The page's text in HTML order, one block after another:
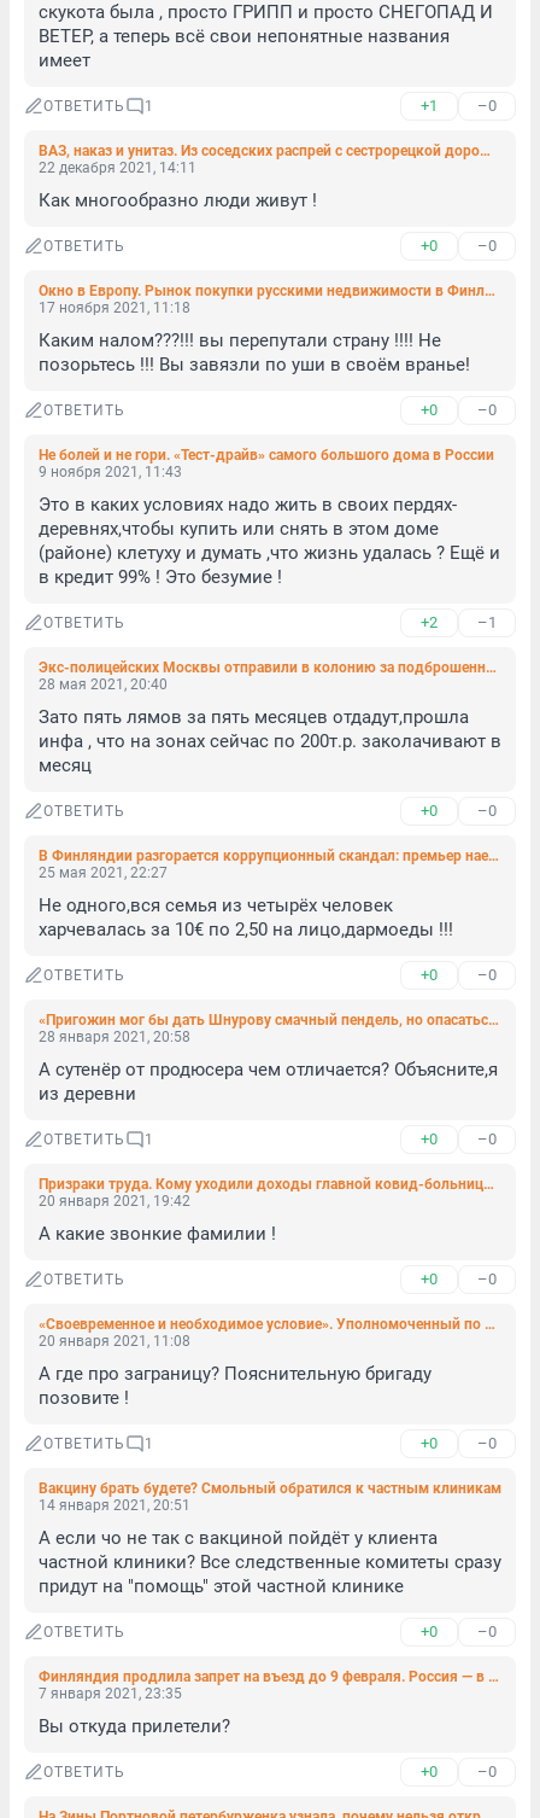
скукота была , просто ГРИПП и просто СНЕГОПАД И
ВЕТЕР, а теперь всё свои непонятные названия
имеет
ОТВЕТИТЬ 1 +1 –0
ВАЗ, наказ и унитаз. Из соседских распрей с сестрорецкой дорожки дознание сделало ущербное дело
22 декабря 2021, 14:11
Как многообразно люди живут !
ОТВЕТИТЬ +0 –0
Окно в Европу. Рынок покупки русскими недвижимости в Финляндии переживает ренессанс
17 ноября 2021, 11:18
Каким налом???!!! вы перепутали страну !!!! Не
позорьтесь !!! Вы завязли по уши в своём вранье!
ОТВЕТИТЬ +0 –0
Не болей и не гори. «Тест-драйв» самого большого дома в России
9 ноября 2021, 11:43
Это в каких условиях надо жить в своих пердях-
деревнях,чтобы купить или снять в этом доме
(районе) клетуху и думать ,что жизнь удалась ? Ещё и
в кредит 99% ! Это безумие !
ОТВЕТИТЬ +2 –1
Экс-полицейских Москвы отправили в колонию за подброшенные наркотики. Журналисту Голунову они должны 5 млн (видео, фото)
28 мая 2021, 20:40
Зато пять лямов за пять месяцев отдадут,прошла
инфа , что на зонах сейчас по 200т.р. заколачивают в
месяц
ОТВЕТИТЬ +0 –0
В Финляндии разгорается коррупционный скандал: премьер наела завтраков на 300 евро в месяц
25 мая 2021, 22:27
Не одного,вся семья из четырёх человек
харчевалась за 10€ по 2,50 на лицо,дармоеды !!!
ОТВЕТИТЬ +0 –0
«Пригожин мог бы дать Шнурову смачный пендель, но опасаться за свою жизнь питерскому музыканту точно не стоит»
28 января 2021, 20:58
А сутенёр от продюсера чем отличается? Объясните,я
из деревни
ОТВЕТИТЬ 1 +0 –0
Призраки труда. Кому уходили доходы главной ковид-больницы Петербурга (фото)
20 января 2021, 19:42
А какие звонкие фамилии !
ОТВЕТИТЬ +0 –0
«Своевременное и необходимое условие». Уполномоченный по правам человека выступила за COVID-паспорта для выезда за рубеж
20 января 2021, 11:08
А где про заграницу? Пояснительную бригаду
позовите !
ОТВЕТИТЬ 1 +0 –0
Вакцину брать будете? Смольный обратился к частным клиникам
14 января 2021, 20:51
А если чо не так с вакциной пойдёт у клиента
частной клиники? Все следственные комитеты сразу
придут на "помощь" этой частной клинике
ОТВЕТИТЬ +0 –0
Финляндия продлила запрет на въезд до 9 февраля. Россия — в «красной зоне»
7 января 2021, 23:35
Вы откуда прилетели?
ОТВЕТИТЬ +0 –0